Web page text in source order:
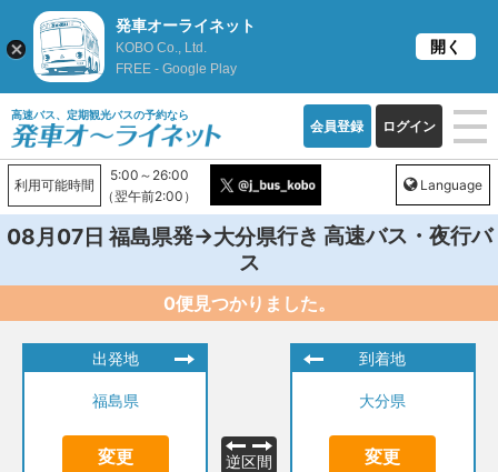
高速バス、定期観光バスの予約なら
会員登録 ログイン
利用可能時間
5:00～26:00
（翌午前2:00）
Language
08月07日福島県発→大分県行き 高速バス・夜行バ
ス
0便見つかりました。
出発地
福島県
変更 逆区間
到着地
大分県
変更
発車オーライネット
KOBO Co., Ltd.
FREE - Google Play
開く